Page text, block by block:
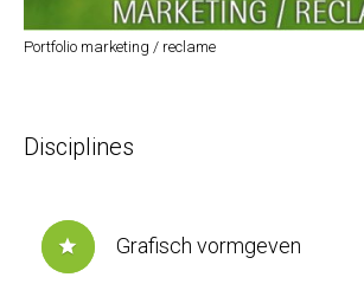
Portfolio marketing / reclame
Disciplines
star Grafisch vormgeven